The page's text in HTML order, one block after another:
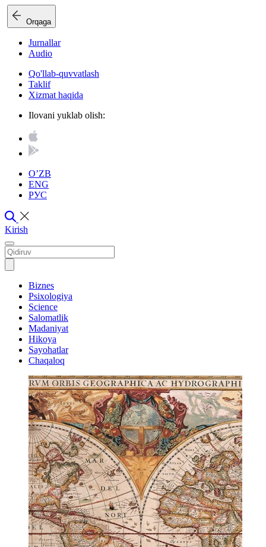
Orqaga
Jurnallar
Audio
Qo'llab-quvvatlash
Taklif
Xizmat haqida
Ilovani yuklab olish:
O’ZB
ENG
РУС
Kirish
Biznes
Psixologiya
Science
Salomatlik
Madaniyat
Hikoya
Sayohatlar
Chaqaloq